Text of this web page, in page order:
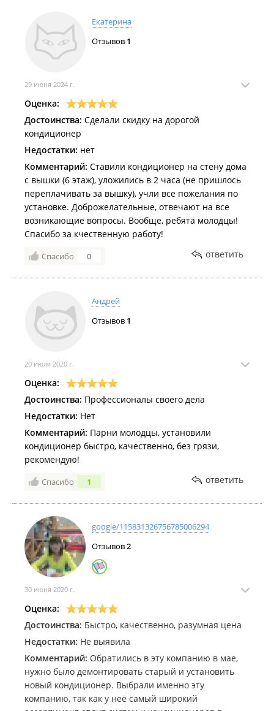
Екатерина
Отзывов 1
29 июня 2024 г.
Оценка:
Достоинства: Сделали скидку на дорогой
кондиционер
Недостатки: нет
Комментарий: Ставили кондиционер на стену дома
с вышки (6 этаж), уложились в 2 часа (не пришлось
переплачивать за вышку), учли все пожелания по
установке. Доброжелательные, отвечают на все
возникающие вопросы. Вообще, ребята молодцы!
Спасибо за кчественную работу!
Спасибо 0 ответить
Андрей
Отзывов 1
20 июля 2020 г.
Оценка:
Достоинства: Профессионалы своего дела
Недостатки: Нет
Комментарий: Парни молодцы, установили
кондиционер быстро, качественно, без грязи,
рекомендую!
Спасибо 1 ответить
google/115831326756785006294
Отзывов2
30 июня 2020 г.
Оценка:
Достоинства: Быстро, качественно, разумная цена
Недостатки: Не выявила
Комментарий: Обратились в эту компанию в мае,
нужно было демонтировать старый и установить
новый кондиционер. Выбрали именно эту
компанию, так как у неё самый широкий